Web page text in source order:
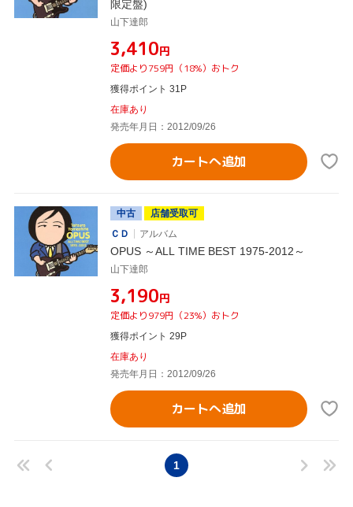
限定盤)
山下達郎
¥3,410円
定価より759円（18%）おトク
獲得ポイント 31P
在庫あり
発売年月日：2012/09/26
カートへ追加
中古
店舗受取可
ＣＤ
アルバム
OPUS ～ALL TIME BEST 1975-2012～
山下達郎
¥3,190円
定価より979円（23%）おトク
獲得ポイント 29P
在庫あり
発売年月日：2012/09/26
カートへ追加
1